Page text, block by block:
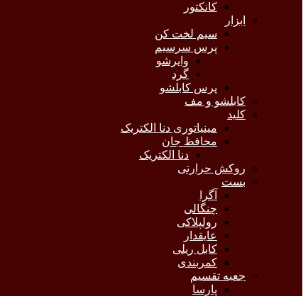
کانکتور
ابزار
سیم لخت کن
پرس سرسیم
وایرشو
گرد
پرس کابلشو
کابلشو و مف
کلید
مینیاتوری دنا الکتریک
محافظ جان
دنا الکتریک
روکش حرارتی
بست
آگرا
چنگالی
رولپلاکی
عایقدار
کابل ریلی
کمربندی
جعبه تقسیم
پارسا